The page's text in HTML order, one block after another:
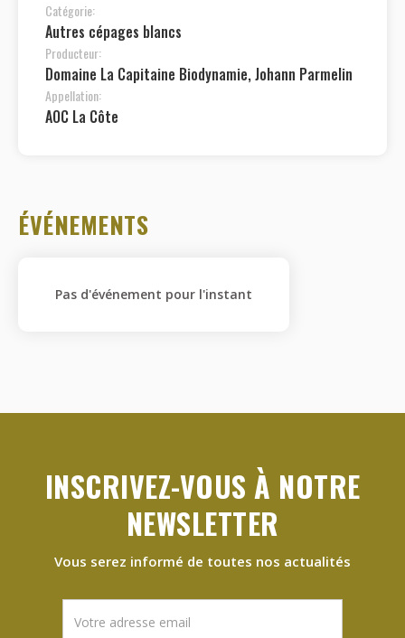
Catégorie:
Autres cépages blancs
Producteur:
Domaine La Capitaine Biodynamie, Johann Parmelin
Appellation:
AOC La Côte
ÉVÉNEMENTS
Pas d'événement pour l'instant
INSCRIVEZ-VOUS À NOTRE
NEWSLETTER
Vous serez informé de toutes nos actualités